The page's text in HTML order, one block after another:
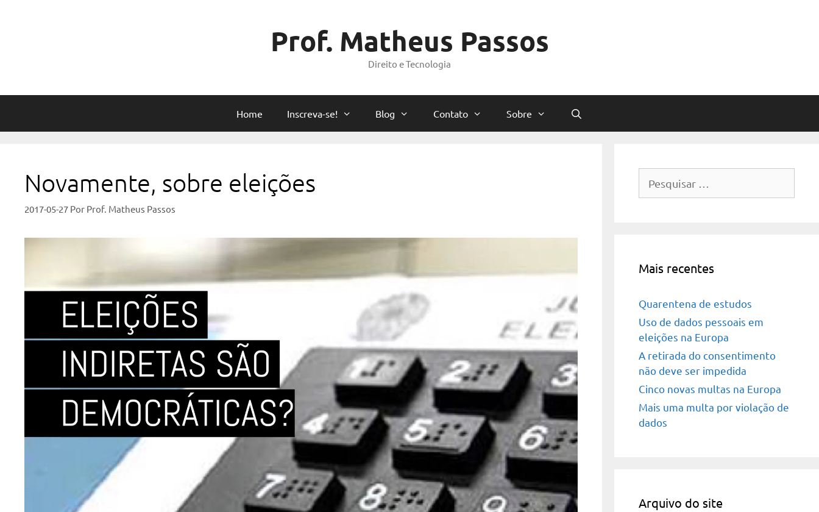
Prof. Matheus Passos
Direito e Tecnologia
Home Inscreva-se! Blog Contato Sobre
Novamente, sobre eleições
2017-05-27 Por Prof. Matheus Passos
por:
Mais recentes
Quarentena de estudos
Uso de dados pessoais em
eleições na Europa
A retirada do consentimento
não deve ser impedida
Cinco novas multas na Europa
Mais uma multa por violação de
dados
Arquivo do site